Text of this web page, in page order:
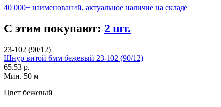
40 000+ наименований, актуальное наличие на складе
С этим покупают: 2 шт.
23-102 (90/12)
Шнур витой 6мм бежевый 23-102 (90/12)
65.53 р.
Мин. 50 м
Цвет бежевый